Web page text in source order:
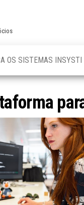
OS SISTEMAS INSYSTI